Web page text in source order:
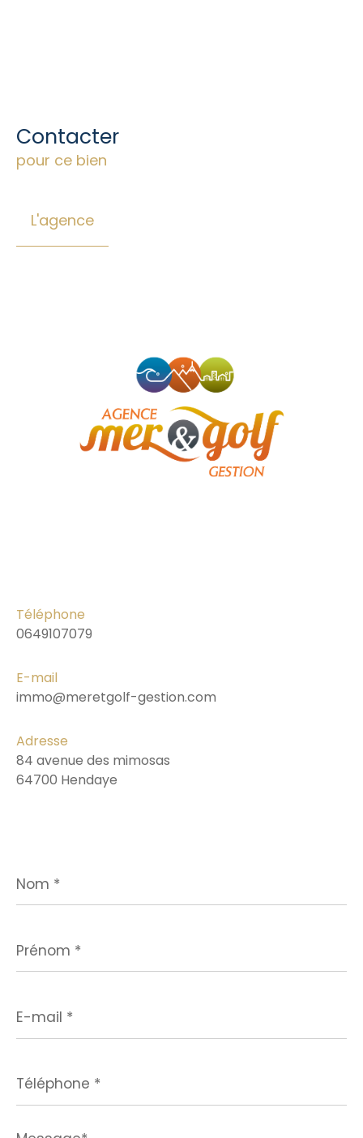
Contacter
pour ce bien
L'agence
Téléphone
0649107079
E-mail
immo@meretgolf-gestion.com
Adresse
84 avenue des mimosas
64700 Hendaye
*
*
mail
*
*